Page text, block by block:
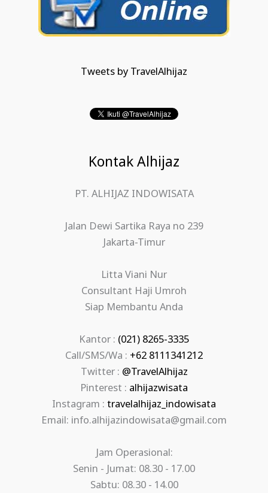
Tweets by TravelAlhijaz
Kontak Alhijaz
PT. ALHIJAZ INDOWISATA
Jalan Dewi Sartika Raya no 239
Jakarta-Timur
Litta Viani Nur
Consultant Haji Umroh
Siap Membantu Anda
Kantor : (021) 8265-3335
Call/SMS/Wa : +62 8111341212
Twitter : @TravelAlhijaz
Pinterest : alhijazwisata
Instagram : travelalhijaz_indowisata
Email: info.alhijazindowisata@gmail.com
Jam Operasional:
Senin - Jumat: 08.30 - 17.00
Sabtu: 08.30 - 14.00